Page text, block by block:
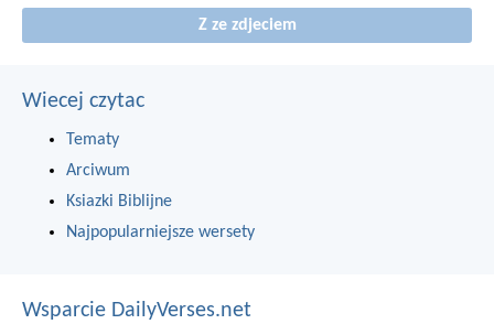
Z ze zdjeciem
Wiecej czytac
Tematy
Arciwum
Ksiazki Biblijne
Najpopularniejsze wersety
Wsparcie DailyVerses.net